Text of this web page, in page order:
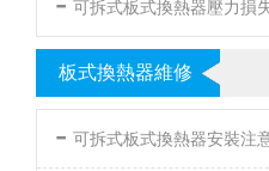
可拆式板式換熱器壓力損
板式換熱器維修
- 可拆式板式換熱器安裝注